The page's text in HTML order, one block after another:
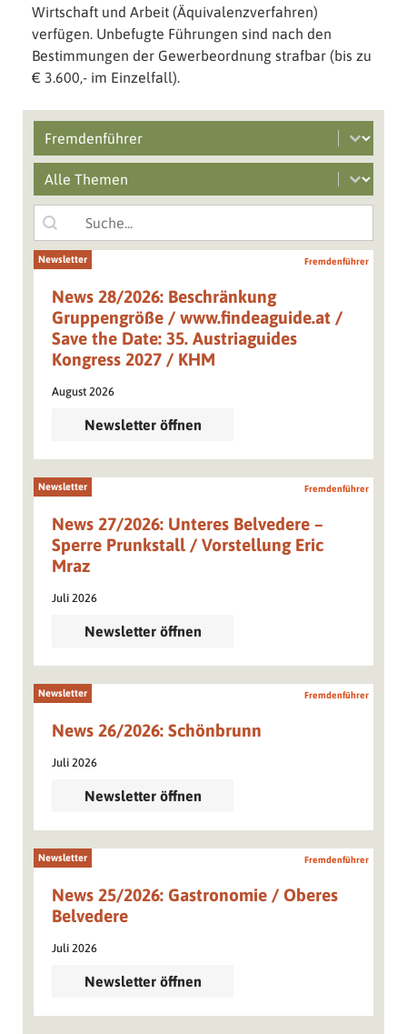
Wirtschaft und Arbeit (Äquivalenzverfahren)
verfügen. Unbefugte Führungen sind nach den
Bestimmungen der Gewerbeordnung strafbar (bis zu
€ 3.600,- im Einzelfall).
Branchen filter
Mobile Main Grid Filter
Select content
Suche
Search content
Newsletter
News 28/2026: Beschränkung
Gruppengröße / www.findeaguide.at /
Save the Date: 35. Austriaguides
Kongress 2027 / KHM
August 2026
Fremdenführer
Newsletter öffnen
Newsletter
News 27/2026: Unteres Belvedere –
Sperre Prunkstall / Vorstellung Eric
Mraz
Juli 2026
Fremdenführer
Newsletter öffnen
Newsletter
News 26/2026: Schönbrunn
Juli 2026
Fremdenführer
Newsletter öffnen
Newsletter
News 25/2026: Gastronomie / Oberes
Belvedere
Juli 2026
Fremdenführer
Newsletter öffnen